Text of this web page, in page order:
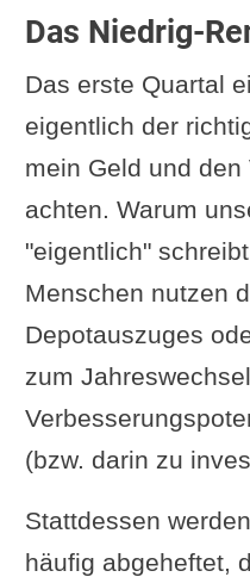
Das Niedrig-
Das erste Quartal
eigentlich der
mein Geld und
achten. Warum
"eigentlich"
Menschen nutzen
Depotauszuges
zum
(bzw. darin zu
Stattdessen
häufig abgeheftet,